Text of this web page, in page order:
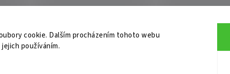
cookie. Dalším procházením tohoto webu
používáním.